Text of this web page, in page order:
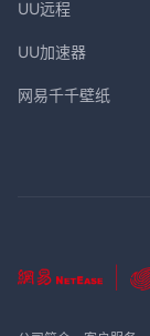
UU远程
UU加速器
网易千千壁纸